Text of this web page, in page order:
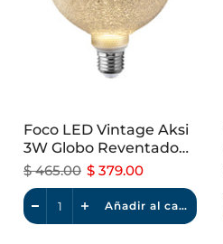
Foco LED Vintage Aksi
3W Globo Reventado
Dimeable Luz Cálida
$ 465.00 $ 379.00
Añadir al carrito